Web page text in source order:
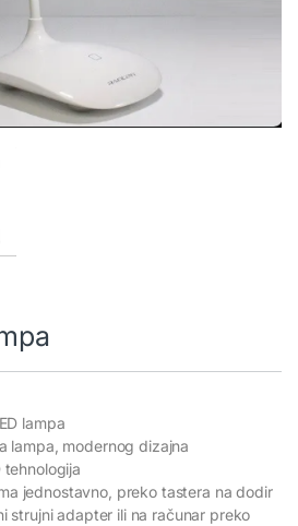
lampa
lampa, modernog dizajna
jednostavno, preko tastera na dodir
strujni adapter ili na računar preko